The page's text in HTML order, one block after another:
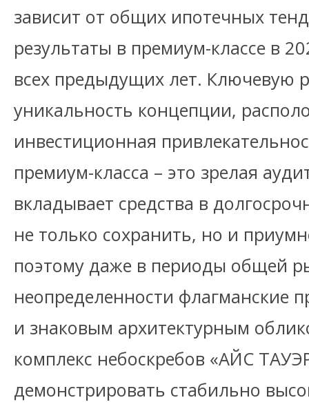
зависит от общих ипотечных
результаты в премиум-классе в
всех предыдущих лет. Ключевую
уникальность концепции,
инвестиционная
премиум-класса – это зрелая
вкладывает средства в
не только сохранить, но и
поэтому даже в периоды общей
неопределенности флагманские
и знаковым архитектурным
комплекс небоскребов «АЙС
демонстрировать стабильно